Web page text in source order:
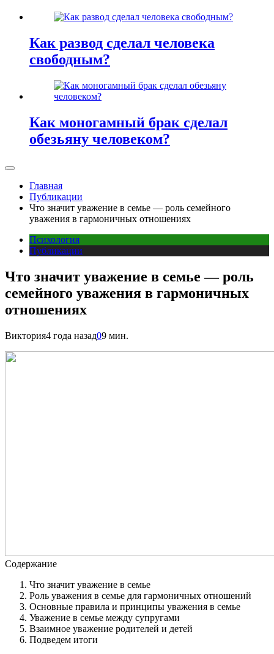
Как развод сделал человека
свободным?
Как моногамный брак сделал
обезьяну человеком?
Главная
Публикации
Что значит уважение в семье — роль семейного
уважения в гармоничных отношениях
Психология
Публикации
Что значит уважение в семье — роль
семейного уважения в гармоничных
отношениях
Виктория4 года назад09 мин.
Содержание
Что значит уважение в семье
Роль уважения в семье для гармоничных отношений
Основные правила и принципы уважения в семье
Уважение в семье между супругами
Взаимное уважение родителей и детей
Подведем итоги